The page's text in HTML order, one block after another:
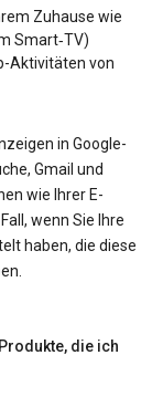
Zuhause wie
Smart‑TV)
Aktivitäten von
in Google-
Gmail und
wie Ihrer E-
wenn Sie Ihre
haben, die diese
die ich